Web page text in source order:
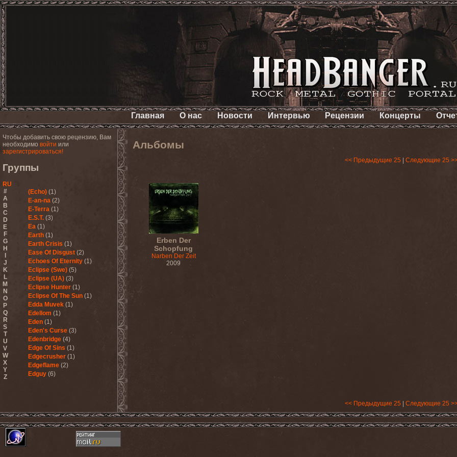
Главная О нас Новости Интервью Рецензии Концерты
Чтобы добавить свою рецензию, Вам
необходимо войти или
зарегистрироваться!
Группы
RU
#
A
B
C
D
E
F
G
H
J
K
L
M
N
O
P
Q
R
S
T
U
V
W
X
Y
Z
(Echo) (1)
E-an-na (2)
E-Terra (1)
E.S.T. (3)
Ea (1)
Earth (1)
Earth Crisis (1)
Ease Of Disgust (2)
Echoes Of Eternity (1)
Eclipse (Swe) (5)
Eclipse (UA) (3)
Eclipse Hunter (1)
Eclipse Of The Sun (1)
Edda Muvek (1)
Edellom (1)
Eden (1)
Eden's Curse (3)
Edenbridge (4)
Edge Of Sins (1)
Edgecrusher (1)
Edgeflame (2)
Edguy (6)
Einherjer (3)
Einsturzende Neubauten (1)
Альбомы
<< Предыдущие 25 Следующие 25
Erben Der
Schopfung
Narben Der Zeit
2009
<< Предыдущие 25 Следующие 25